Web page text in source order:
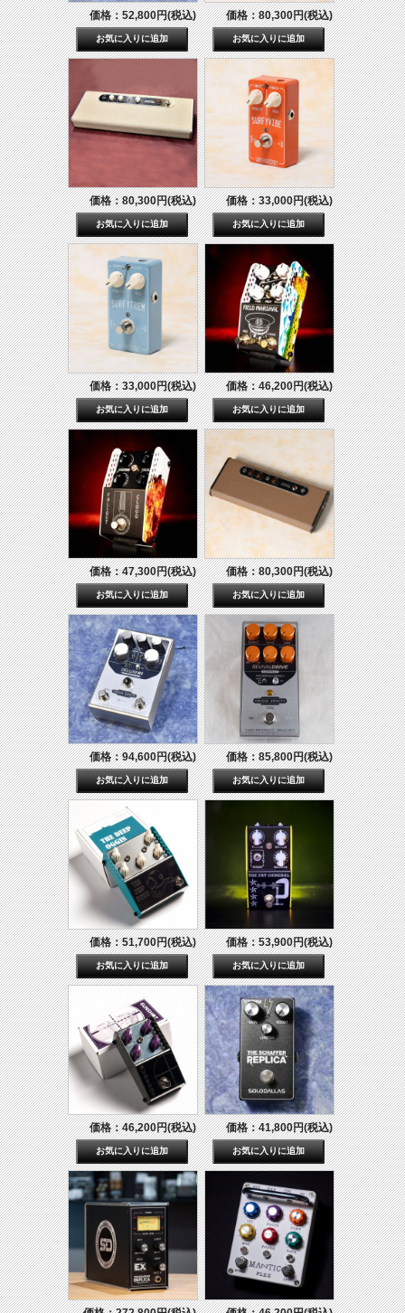
価格：52,800円(税込) 価格：80,300円(税込)
価格：80,300円(税込) 価格：33,000円(税込)
価格：33,000円(税込) 価格：46,200円(税込)
価格：47,300円(税込) 価格：80,300円(税込)
価格：94,600円(税込) 価格：85,800円(税込)
価格：51,700円(税込) 価格：53,900円(税込)
価格：46,200円(税込) 価格：41,800円(税込)